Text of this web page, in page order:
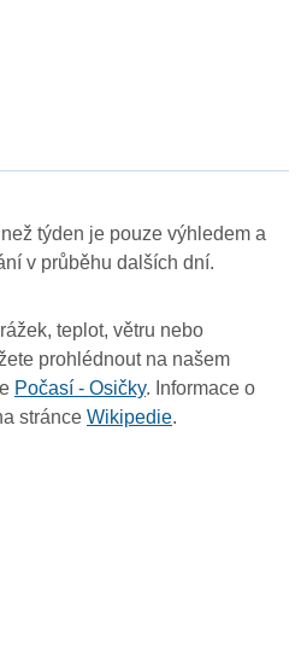
týden je pouze výhledem a
v průběhu dalších dní.
teplot, větru nebo
prohlédnout na našem
Počasí - Osičky. Informace o
stránce Wikipedie.